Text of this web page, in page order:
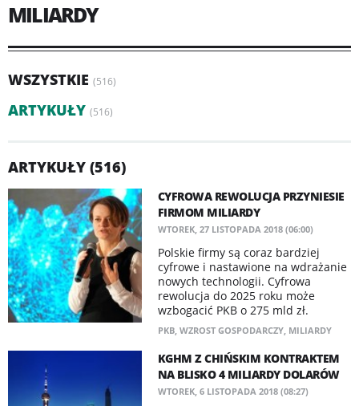
MILIARDY
WSZYSTKIE (516)
ARTYKUŁY (516)
ARTYKUŁY (516)
CYFROWA REWOLUCJA PRZYNIESIE
FIRMOM MILIARDY
WTOREK, 27 LISTOPADA 2018 (06:00)
Polskie firmy są coraz bardziej
cyfrowe i nastawione na wdrażanie
nowych technologii. Cyfrowa
rewolucja do 2025 roku może
wzbogacić PKB o 275 mld zł.
PKB, WZROST GOSPODARCZY, MILIARDY
KGHM Z CHIŃSKIM KONTRAKTEM
NA BLISKO 4 MILIARDY DOLARÓW
WTOREK, 6 LISTOPADA 2018 (08:27)